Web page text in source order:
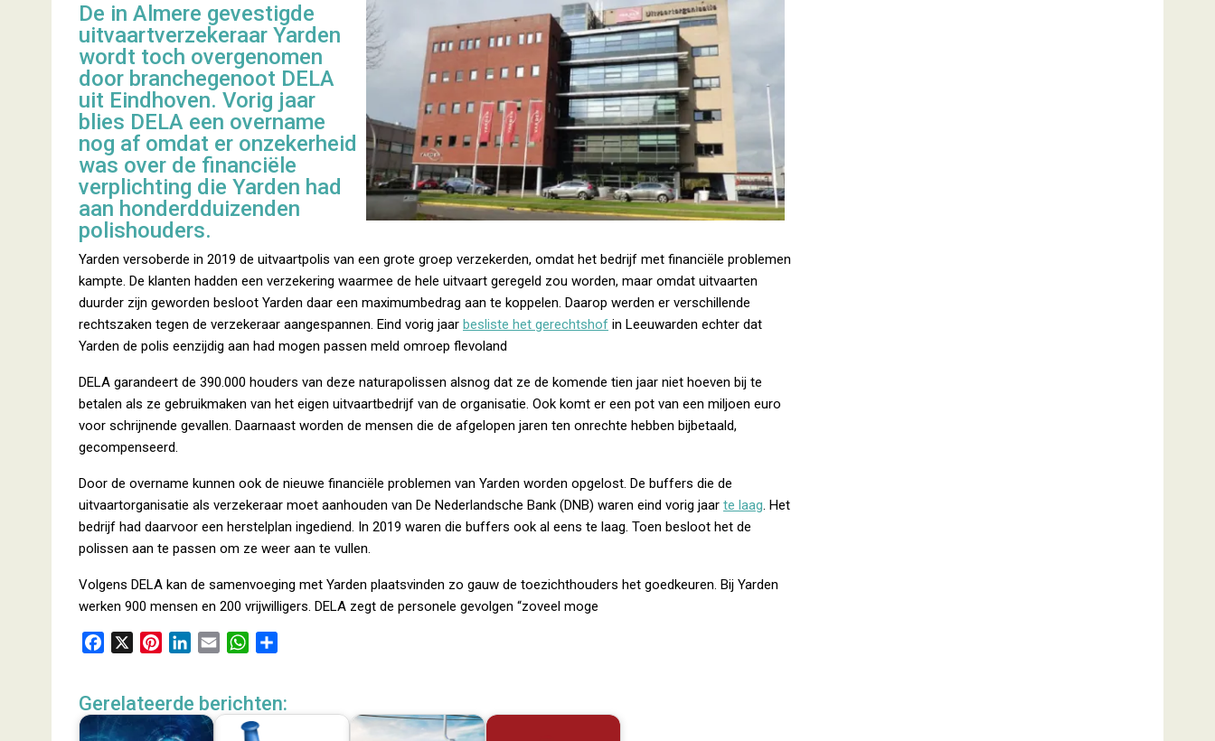
De in Almere gevestigde
uitvaartverzekeraar Yarden
wordt toch overgenomen
door branchegenoot DELA
uit Eindhoven. Vorig jaar
blies DELA een overname
nog af omdat er onzekerheid
was over de financiële
verplichting die Yarden had
aan honderdduizenden
polishouders.
Yarden versoberde in 2019 de uitvaartpolis van een grote groep verzekerden, omdat het bedrijf met financiële problemen
kampte. De klanten hadden een verzekering waarmee de hele uitvaart geregeld zou worden, maar omdat uitvaarten
duurder zijn geworden besloot Yarden daar een maximumbedrag aan te koppelen. Daarop werden er verschillende
rechtszaken tegen de verzekeraar aangespannen. Eind vorig jaar besliste het gerechtshof in Leeuwarden echter dat
Yarden de polis eenzijdig aan had mogen passen meld omroep flevoland
DELA garandeert de 390.000 houders van deze naturapolissen alsnog dat ze de komende tien jaar niet hoeven bij te
betalen als ze gebruikmaken van het eigen uitvaartbedrijf van de organisatie. Ook komt er een pot van een miljoen euro
voor schrijnende gevallen. Daarnaast worden de mensen die de afgelopen jaren ten onrechte hebben bijbetaald,
gecompenseerd.
Door de overname kunnen ook de nieuwe financiële problemen van Yarden worden opgelost. De buffers die de
uitvaartorganisatie als verzekeraar moet aanhouden van De Nederlandsche Bank (DNB) waren eind vorig jaar te laag. Het
bedrijf had daarvoor een herstelplan ingediend. In 2019 waren die buffers ook al eens te laag. Toen besloot het de
polissen aan te passen om ze weer aan te vullen.
Volgens DELA kan de samenvoeging met Yarden plaatsvinden zo gauw de toezichthouders het goedkeuren. Bij Yarden
werken 900 mensen en 200 vrijwilligers. DELA zegt de personele gevolgen “zoveel moge
e
b
t
e
k
i
W
t
s
e
Gerelateerde berichten: